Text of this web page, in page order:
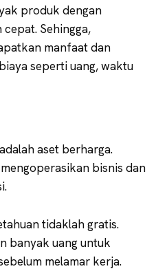
produk dengan
Sehingga,
manfaat dan
seperti uang, waktu
aset berharga.
bisnis dan
tidaklah gratis.
banyak uang untuk
melamar kerja.